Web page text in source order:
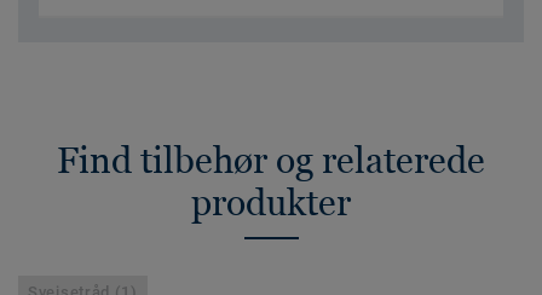
Find tilbehør og relaterede
produkter